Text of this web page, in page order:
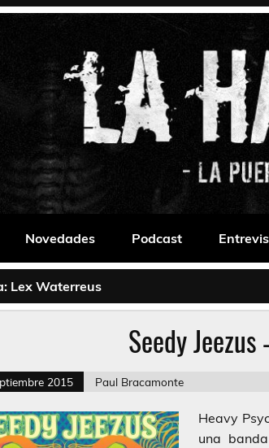
235
Novedades Podcast
Lex Waterreus
Seedy
2015 Paul Bracamonte
Heavy
una